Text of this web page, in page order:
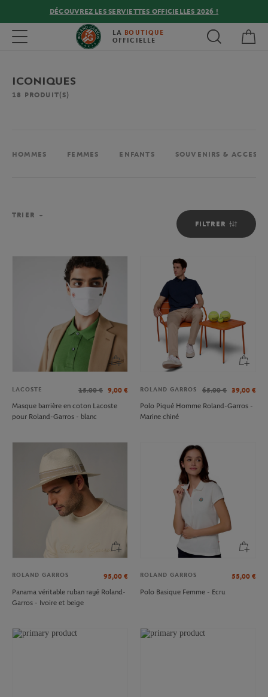
DÉCOUVREZ LES SERVIETTES OFFICIELLES 2026 !
Toggle navigation LA BOUTIQUE
OFFICIELLE
ICONIQUES
18 PRODUIT(S)
HOMMES FEMMES ENFANTS SOUVENIRS &
FILTRER
TRIER
LACOSTE 15.00 € 9,00 €
Masque barrière en coton Lacoste
pour Roland-Garros - blanc
ROLAND GARROS 65.00 € 39,00 €
Polo Piqué Homme Roland-Garros -
Marine chiné
ROLAND GARROS 95,00 €
Panama véritable ruban rayé Roland-
Garros - Ivoire et beige
ROLAND GARROS 55,00 €
Polo Basique Femme - Ecru